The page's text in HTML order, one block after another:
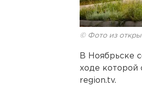
© Фото из
В Ноябрьске
ходе которой
region.tv.